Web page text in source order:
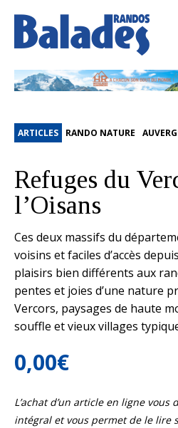
ARTICLES RANDO NATURE
Refuges du
l’Oisans
Ces deux massifs du
voisins et faciles d’accès
plaisirs bien différents aux
pentes et joies d’une nature
Vercors, paysages de haute
souffle et vieux villages
0,00€
L’achat d’un article en ligne vous
intégral et vous permet de le lire